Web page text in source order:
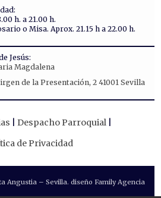
h. a 21.00 h.
o Misa. Aprox. 21.15 h a 22.00 h.
Jesús:
Magdalena
de la Presentación, 2 41001 Sevilla
Despacho Parroquial
de Privacidad
Angustia – Sevilla. diseño Family Agencia